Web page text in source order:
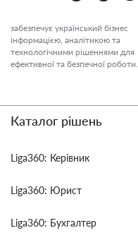
забезпечує український бізнес
інформацією, аналітикою та
технологічними рішеннями для
ефективної та безпечної роботи.
Каталог рішень
Liga360: Керівник
Liga360: Юрист
Liga360: Бухгалтер